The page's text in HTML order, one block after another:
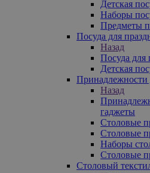
Детская
Наборы
Предметы
Посуда для
Назад
Посуда для
Детская
Принадлежности
Назад
гаджеты
Столовые
Столовые
Наборы
Столовые
Столовый